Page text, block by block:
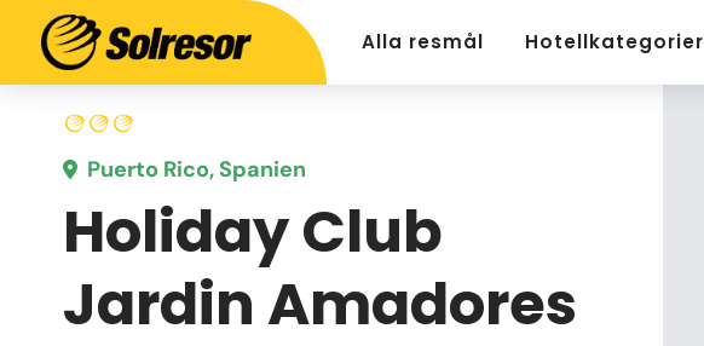
Alla resmål Hotellkategorier
Puerto Rico, Spanien
Holiday Club
Jardin Amadores